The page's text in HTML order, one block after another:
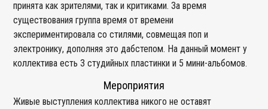
принята как зрителями, так и критиками. За время
существования группа время от времени
экспериментировала со стилями, совмещая поп и
электронику, дополняя это дабстепом. На данный момент у
коллектива есть 3 студийных пластинки и 5 мини-альбомов.
Мероприятия
Живые выступления коллектива никого не оставят